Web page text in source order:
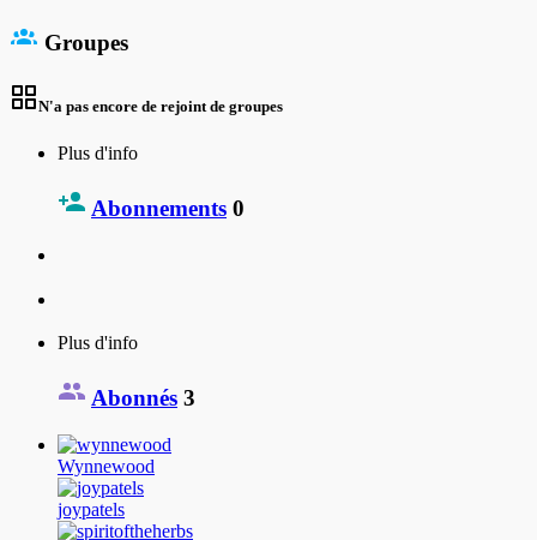
Groupes
N'a pas encore de rejoint de groupes
Plus d'info
Abonnements 0
Plus d'info
Abonnés 3
Wynnewood
joypatels